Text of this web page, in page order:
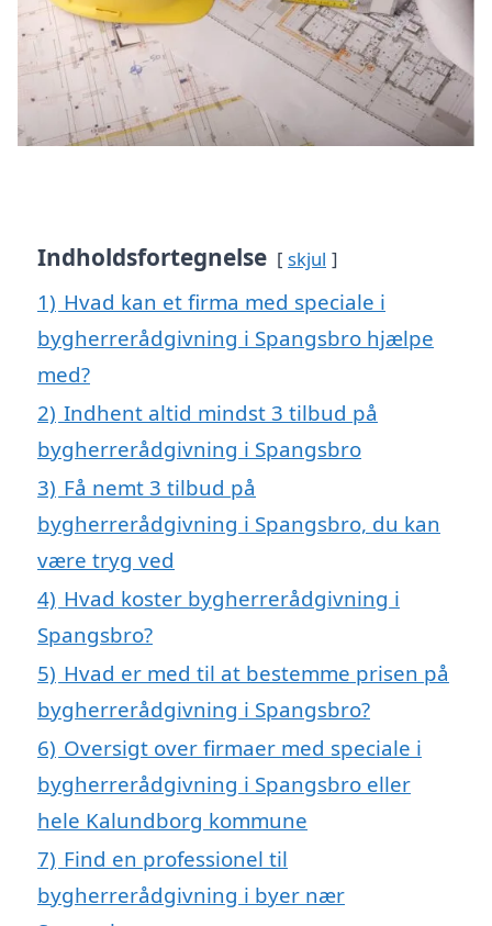
Indholdsfortegnelse skjul
1) Hvad kan et firma med speciale i
bygherrerådgivning i Spangsbro hjælpe
med?
2) Indhent altid mindst 3 tilbud på
bygherrerådgivning i Spangsbro
3) Få nemt 3 tilbud på
bygherrerådgivning i Spangsbro, du kan
være tryg ved
4) Hvad koster bygherrerådgivning i
Spangsbro?
5) Hvad er med til at bestemme prisen på
bygherrerådgivning i Spangsbro?
6) Oversigt over firmaer med speciale i
bygherrerådgivning i Spangsbro eller
hele Kalundborg kommune
7) Find en professionel til
bygherrerådgivning i byer nær